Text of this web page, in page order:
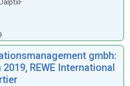
gmbh:
REWE International